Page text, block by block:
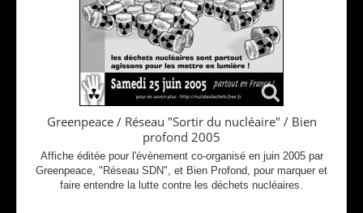
Greenpeace / Réseau "Sortir du nucléaire" / Bien
profond 2005
Affiche éditée pour l'évènement co-organisé en juin 2005 par
Greenpeace, "Réseau SDN", et Bien Profond, pour marquer et
faire entendre la lutte contre les déchets nucléaires.